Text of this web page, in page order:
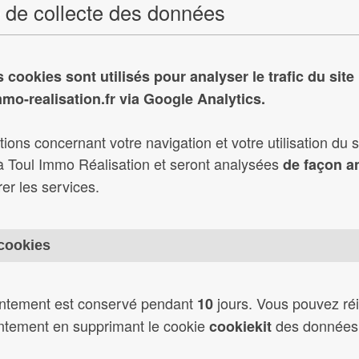
collecte des données
cookies sont utilisés pour analyser le trafic du site
realisation.fr via Google Analytics.
concernant votre navigation et votre utilisation du
Toul Immo Réalisation et seront analyséesde façon
les services.
est conservé pendant 10 jours. Vous pouvez
en supprimant le cookiecookiekitdes
oeuvres qui le composent, sans avoir obtenu
le site
qu'un caractère informatif. Ces informations n'engagent
sur les décisions qui pourraient être prises à partir de
de dommages directs ou indirects, pertes ou
fonctionnement, d'une interruption, d'un virus, ou